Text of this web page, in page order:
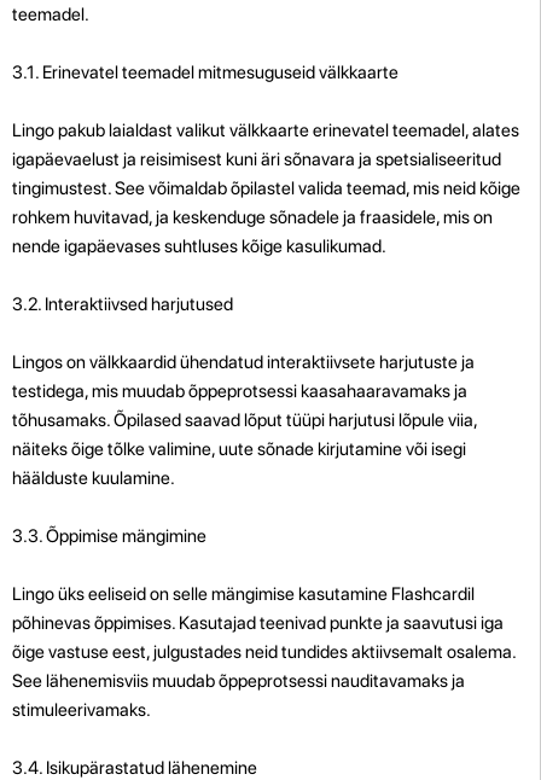
teemadel.
3.1. Erinevatel teemadel mitmesuguseid välkkaarte
Lingo pakub laialdast valikut välkkaarte erinevatel teemadel, alates
igapäevaelust ja reisimisest kuni äri sõnavara ja spetsialiseeritud
tingimustest. See võimaldab õpilastel valida teemad, mis neid kõige
rohkem huvitavad, ja keskenduge sõnadele ja fraasidele, mis on
nende igapäevases suhtluses kõige kasulikumad.
3.2. Interaktiivsed harjutused
Lingos on välkkaardid ühendatud interaktiivsete harjutuste ja
testidega, mis muudab õppeprotsessi kaasahaaravamaks ja
tõhusamaks. Õpilased saavad lõput tüüpi harjutusi lõpule viia,
näiteks õige tõlke valimine, uute sõnade kirjutamine või isegi
häälduste kuulamine.
3.3. Õppimise mängimine
Lingo üks eeliseid on selle mängimise kasutamine Flashcardil
põhinevas õppimises. Kasutajad teenivad punkte ja saavutusi iga
õige vastuse eest, julgustades neid tundides aktiivsemalt osalema.
See lähenemisviis muudab õppeprotsessi nauditavamaks ja
stimuleerivamaks.
3.4. Isikupärastatud lähenemine